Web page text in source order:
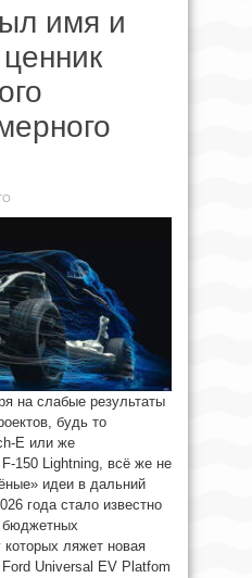
имя и
на слабые результаты
будь то
E или же
150 Lightning, всё же не
идеи в дальний
года стало известно
бюджетных
которых ляжет новая
Universal EV Platfom